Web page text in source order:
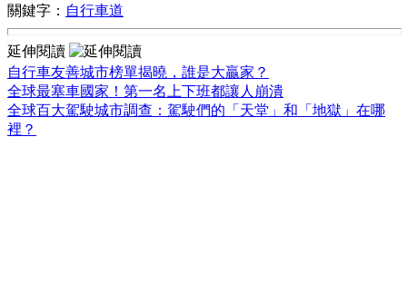
關鍵字： 自行車道
延伸閱讀
自行車友善城市榜單揭曉，誰是大贏家？
全球最塞車國家！第一名上下班都讓人崩潰
全球百大駕駛城市調查：駕駛們的「天堂」和「地獄」在哪
裡？